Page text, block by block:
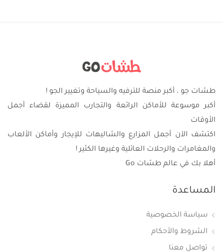
طشات جو ، أكبر منصة للترفيه والسياحة وتغيير الجو !
أكبر موسوعة للأماكن الرائعة والتجارب المميزة لقضاء أجمل
الأوقات
اكتشف الآن أجمل المزارع والشاليهات للإيجار وأماكن الألعاب
والمغامرات والرحلات العائلية وغيرها الكثير !
أهلا بك في عالم طشات Go
المساعدة
سياسة الخصوصية
الشروط والأحكام
تواصل معنا